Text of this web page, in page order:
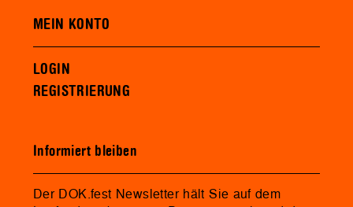
MEIN KONTO
LOGIN
REGISTRIERUNG
Informiert bleiben
Der DOK.fest Newsletter hält Sie auf dem